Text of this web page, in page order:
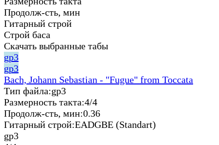
Продолж-сть, мин
Гитарный строй
Строй баса
Скачать выбранные табы
gp3
gp3
Bach, Johann Sebastian - "Fugue" from Toccata
Тип файла:gp3
Размерность такта:4/4
Продолж-сть, мин:0.36
Гитарный строй:EADGBE (Standart)
gp3